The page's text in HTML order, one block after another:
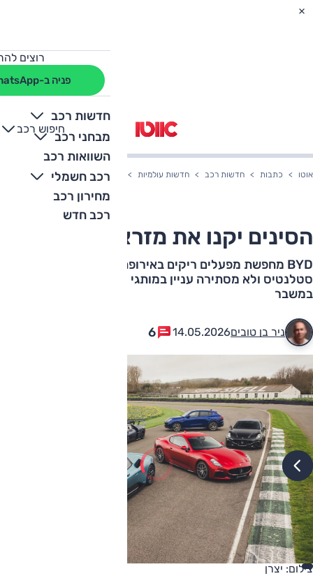
רוצים
פניה ב-WhatsApp
חדשות רכב
מבחני רכב
השוואות רכב
רכב חשמלי
מחירון רכב
רכב חדש
חיפוש רכב
+
-
אוטו כתבות חדשות רכב חדשות עולמיות הסינים יקנו את מזראטי?
הסינים יקנו את מזראטי?
BYD מחפשת מפעלים ריקים באירופה, מנהלת שיחות עם
סטלנטיס ולא מסתירה עניין במותגי רכב ותיקים שנמצאים
במשבר
ניר בן טובים14.05.2026
6
צילום: יצרן